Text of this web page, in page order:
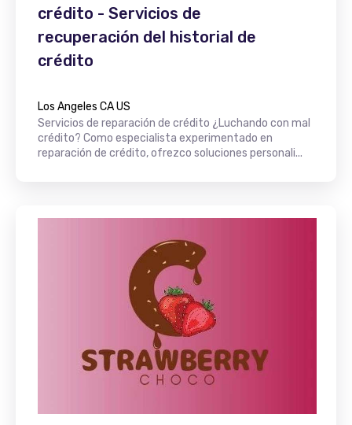
crédito - Servicios de
recuperación del historial de
crédito
Los Angeles CA US
Servicios de reparación de crédito ¿Luchando con mal
crédito? Como especialista experimentado en
reparación de crédito, ofrezco soluciones personali...